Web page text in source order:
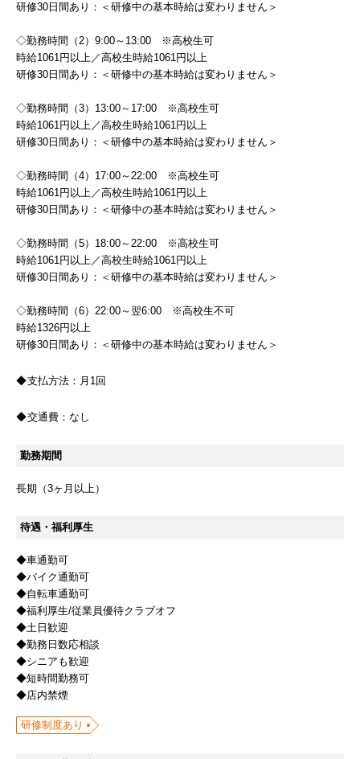
研修30日間あり：＜研修中の基本時給は変わりません＞
◇勤務時間（2）9:00～13:00 ※高校生可
時給1061円以上／高校生時給1061円以上
研修30日間あり：＜研修中の基本時給は変わりません＞
◇勤務時間（3）13:00～17:00 ※高校生可
時給1061円以上／高校生時給1061円以上
研修30日間あり：＜研修中の基本時給は変わりません＞
◇勤務時間（4）17:00～22:00 ※高校生可
時給1061円以上／高校生時給1061円以上
研修30日間あり：＜研修中の基本時給は変わりません＞
◇勤務時間（5）18:00～22:00 ※高校生可
時給1061円以上／高校生時給1061円以上
研修30日間あり：＜研修中の基本時給は変わりません＞
◇勤務時間（6）22:00～翌6:00 ※高校生不可
時給1326円以上
研修30日間あり：＜研修中の基本時給は変わりません＞
支払方法： 月1回
交通費： なし
勤務期間
長期（3ヶ月以上）
待遇・福利厚生
◆車通勤可
◆バイク通勤可
◆自転車通勤可
◆福利厚生/従業員優待クラブオフ
◆土日歓迎
◆勤務日数応相談
◆シニアも歓迎
◆短時間勤務可
◆店内禁煙
研修制度あり